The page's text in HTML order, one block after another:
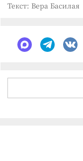
Текст: Вера Басилая